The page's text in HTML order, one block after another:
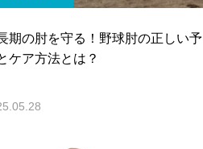
期の肘を守る！野球肘の正しい予
ケア方法とは？